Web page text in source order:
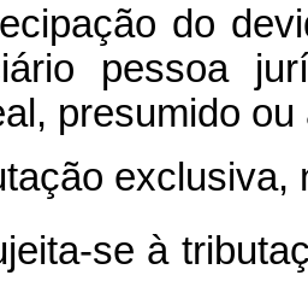
do
pessoa
presumido
exclusiva,
se à